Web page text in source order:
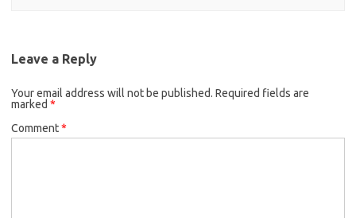
Leave a Reply
Your email address will not be published. Required fields are
marked *
Comment*